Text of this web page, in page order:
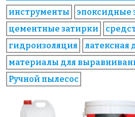
инструменты эпоксидные
цементные затирки
гидроизоляция
латексная
материалы для
Ручной пылесос